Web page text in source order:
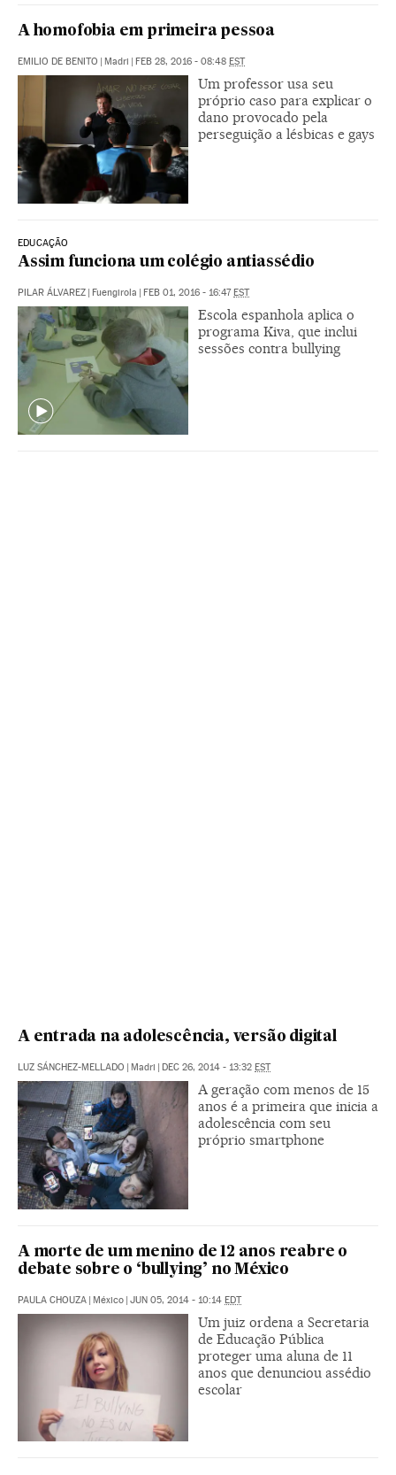
A homofobia em primeira pessoa
EMILIO DE BENITO | Madri | FEB 28, 2016 - 08:48 EST
Um professor usa seu
próprio caso para explicar o
dano provocado pela
perseguição a lésbicas e gays
EDUCAÇÃO
Assim funciona um colégio antiassédio
PILAR ÁLVAREZ | Fuengirola | FEB 01, 2016 - 16:47EST
Escola espanhola aplica o
programa Kiva, que inclui
sessões contra bullying
A entrada na adolescência, versão digital
LUZ SÁNCHEZ-MELLADO | Madri | DEC 26, 2014 - 13:32 EST
A geração com menos de 15
anos é a primeira que inicia a
adolescência com seu
próprio smartphone
A morte de um menino de 12 anos reabre o
debate sobre o ‘bullying’ no México
PAULA CHOUZA | México | JUN 05, 2014 - 10:14 EDT
Um juiz ordena a Secretaria
de Educação Pública
proteger uma aluna de 11
anos que denunciou assédio
escolar